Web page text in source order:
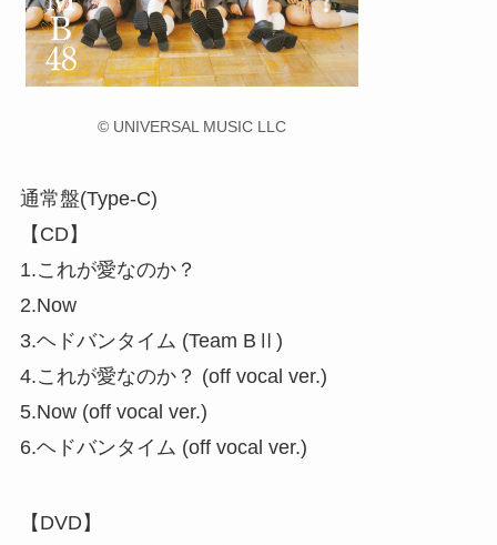
© UNIVERSAL MUSIC LLC
通常盤(Type-C)
【CD】
1.これが愛なのか？
2.Now
3.ヘドバンタイム (Team BⅡ)
4.これが愛なのか？ (off vocal ver.)
5.Now (off vocal ver.)
6.ヘドバンタイム (off vocal ver.)
【DVD】